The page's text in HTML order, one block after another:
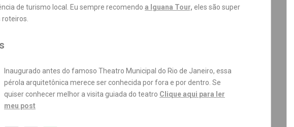
de turismo local. Eu sempre recomendo a Iguana Tour, eles são super
Inaugurado antes do famoso Theatro Municipal do Rio de Janeiro, essa
pérola arquitetônica merece ser conhecida por fora e por dentro. Se
quiser conhecer melhor a visita guiada do teatro Clique aqui para ler
meu post